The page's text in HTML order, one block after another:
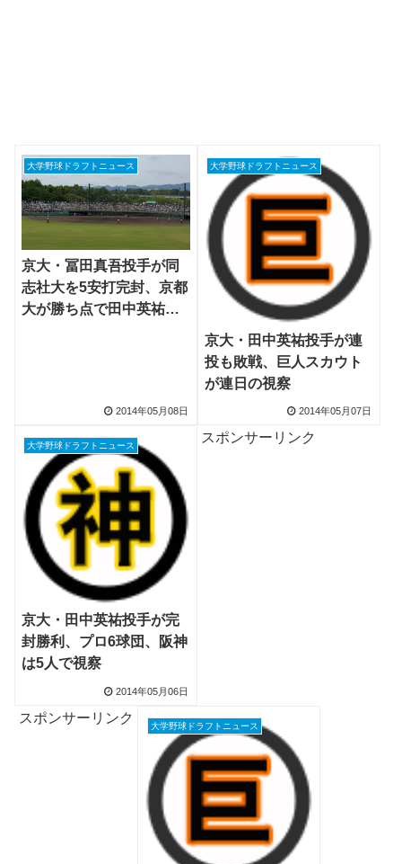
大学野球ドラフトニュース
京大・冨田真吾投手が同
志社大を5安打完封、京都
大が勝ち点で田中英祐投
2014年05月08日
大学野球ドラフトニュース
京大・田中英祐投手が連
投も敗戦、巨人スカウト
が連日の視察
2014年05月07日
大学野球ドラフトニュース
京大・田中英祐投手が完
封勝利、プロ6球団、阪神
は5人で視察
2014年05月06日
スポンサーリンク
スポンサーリンク
大学野球ドラフトニュース